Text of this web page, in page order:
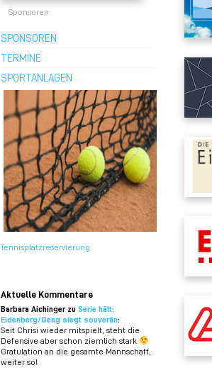
Sponsoren
SPONSOREN
TERMINE
SPORTANLAGEN
Tennisplatzreservierung
Aktuelle Kommentare
Barbara Aichinger zu Serie hält:
Eidenberg/Geng siegt souverän:
Seit Chrisi wieder mitspielt, steht die
Defensive aber schon ziemlich stark
Gratulation an die gesamte Mannschaft,
weiter so!